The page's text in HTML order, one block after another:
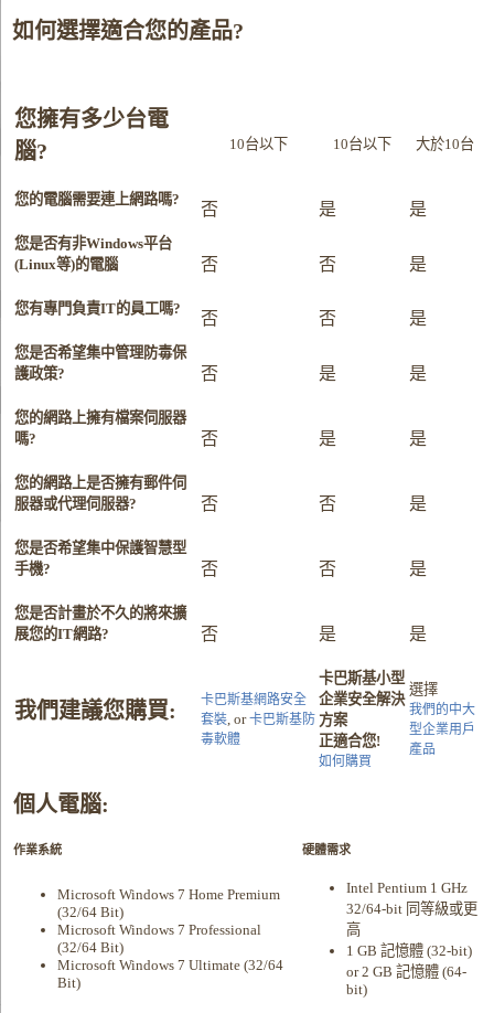
如何選擇適合您的產品?
您擁有多少台電
腦?
10台以下 10台以下 大於10台
您的電腦需要連上網路嗎?
否 是 是
您是否有非Windows平台
(Linux等)的電腦
否 否 是
您有專門負責IT的員工嗎?
否 否 是
您是否希望集中管理防毒保
護政策?
否 是 是
您的網路上擁有檔案伺服器
嗎?
否 是 是
您的網路上是否擁有郵件伺
服器或代理伺服器?
否 否 是
您是否希望集中保護智慧型
手機?
否 否 是
您是否計畫於不久的將來擴
展您的IT網路?
否 是 是
我們建議您購買:
卡巴斯基網路安全
套裝 , or卡巴斯基防
毒軟體
卡巴斯基小型
企業安全解決
方案
正適合您!
如何購買
選擇
我們的中大
型企業用戶
產品
個人電腦:
作業系統 硬體需求
Microsoft Windows 7 Home Premium
(32/64 Bit)
Microsoft Windows 7 Professional
(32/64 Bit)
Microsoft Windows 7 Ultimate (32/64
Bit)
Intel Pentium 1 GHz
32/64-bit 同等級或更
高
1 GB 記憶體 (32-bit)
or 2 GB 記憶體 (64-
bit)